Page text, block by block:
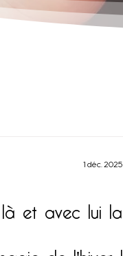
et avec lui la
1 déc. 2025